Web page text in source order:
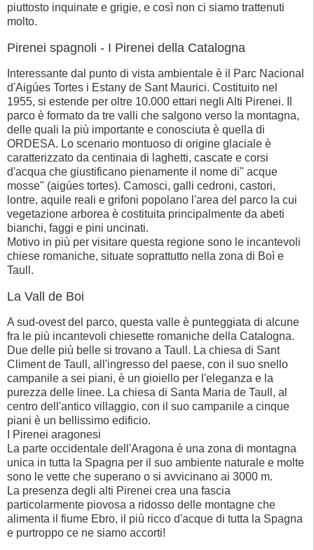
piuttosto inquinate e grigie, e così non ci siamo trattenuti
molto.
Pirenei spagnoli - I Pirenei della Catalogna
Interessante dal punto di vista ambientale è il Parc Nacional
d'Aigúes Tortes i Estany de Sant Maurici. Costituito nel
1955, si estende per oltre 10.000 ettari negli Alti Pirenei. Il
parco è formato da tre valli che salgono verso la montagna,
delle quali la più importante e conosciuta è quella di
ORDESA. Lo scenario montuoso di origine glaciale è
caratterizzato da centinaia di laghetti, cascate e corsi
d'acqua che giustificano pienamente il nome di" acque
mosse" (aigúes tortes). Camosci, galli cedroni, castori,
lontre, aquile reali e grifoni popolano l'area del parco la cui
vegetazione arborea è costituita principalmente da abeti
bianchi, faggi e pini uncinati.
Motivo in più per visitare questa regione sono le incantevoli
chiese romaniche, situate soprattutto nella zona di Boì e
Taull.
La Vall de Boi
A sud-ovest del parco, questa valle è punteggiata di alcune
fra le più incantevoli chiesette romaniche della Catalogna.
Due delle più belle si trovano a Taull. La chiesa di Sant
Climent de Taull, all'ingresso del paese, con il suo snello
campanile a sei piani, è un gioiello per l'eleganza e la
purezza delle linee. La chiesa di Santa Maria de Taull, al
centro dell'antico villaggio, con il suo campanile a cinque
piani è un bellissimo edificio.
I Pirenei aragonesi
La parte occidentale dell'Aragona è una zona di montagna
unica in tutta la Spagna per il suo ambiente naturale e molte
sono le vette che superano o si avvicinano ai 3000 m.
La presenza degli alti Pirenei crea una fascia
particolarmente piovosa a ridosso delle montagne che
alimenta il fiume Ebro, il più ricco d'acque di tutta la Spagna
e purtroppo ce ne siamo accorti!